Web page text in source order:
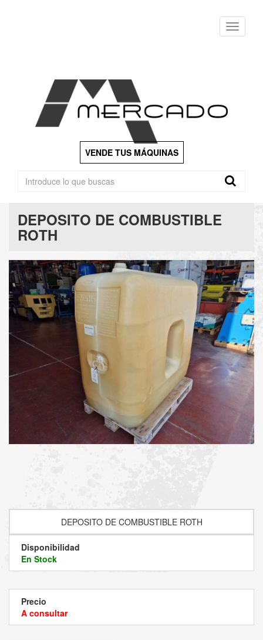
Menu
VENDE TUS MÁQUINAS
DEPOSITO DE COMBUSTIBLE
ROTH
DEPOSITO DE COMBUSTIBLE ROTH
Disponibilidad
En Stock
Precio
A consultar